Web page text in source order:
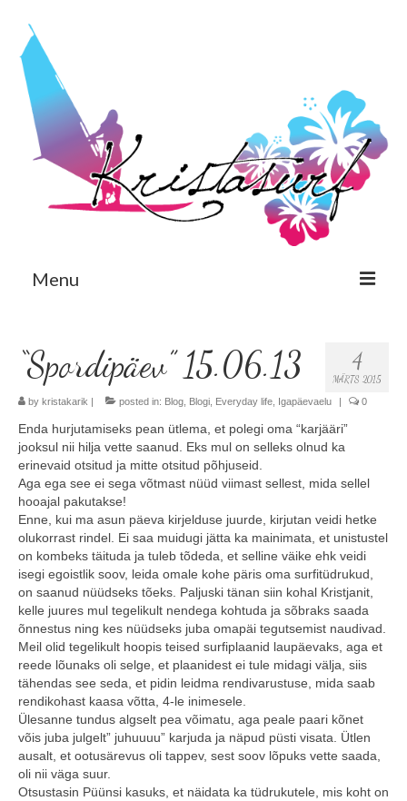
Menu
Eng
Avaleht
Minust
Koolitused
Algkoolitus
Tuleks veel
Sammud isikliku varustuseni (5x)
Personaalne koolitus
Koolitusüritused ettevõttele või seltskonnale
Reisid
Toimunud reisid
Kontakt
4
MÄRTS 2015
“Spordipäev” 15.06.13
by kristakarik | posted in: Blog Blogi Everyday life Igapäevaelu | 0
Enda hurjutamiseks pean ütlema, et polegi oma “karjääri”
jooksul nii hilja vette saanud. Eks mul on selleks olnud ka
erinevaid otsitud ja mitte otsitud põhjuseid.
Aga ega see ei sega võtmast nüüd viimast sellest, mida sellel
hooajal pakutakse!
Enne, kui ma asun päeva kirjelduse juurde, kirjutan veidi hetke
olukorrast rindel. Ei saa muidugi jätta ka mainimata, et unistustel
on kombeks täituda ja tuleb tõdeda, et selline väike ehk veidi
isegi egoistlik soov, leida omale kohe päris oma surfitüdrukud,
on saanud nüüdseks tõeks. Paljuski tänan siin kohal Kristjanit,
kelle juures mul tegelikult nendega kohtuda ja sõbraks saada
õnnestus ning kes nüüdseks juba omapäi tegutsemist naudivad.
Meil olid tegelikult hoopis teised surfiplaanid laupäevaks, aga et
reede lõunaks oli selge, et plaanidest ei tule midagi välja, siis
tähendas see seda, et pidin leidma rendivarustuse, mida saab
rendikohast kaasa võtta, 4-le inimesele.
Ülesanne tundus algselt pea võimatu, aga peale paari kõnet
võis juba julgelt” juhuuuu” karjuda ja näpud püsti visata. Ütlen
ausalt, et ootusärevus oli tappev, sest soov lõpuks vette saada,
oli nii väga suur.
Otsustasin Püünsi kasuks, et näidata ka tüdrukutele, mis koht on